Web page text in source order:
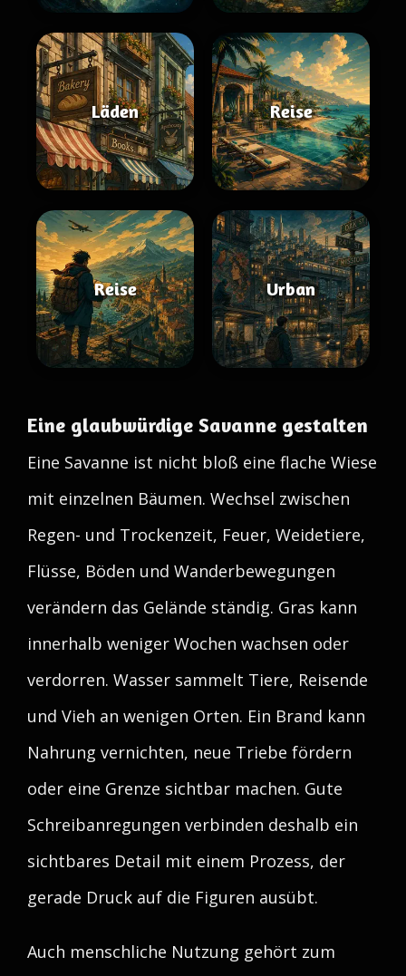
Läden Reise
Reise Urban
Eine glaubwürdige Savanne gestalten
Eine Savanne ist nicht bloß eine flache Wiese
mit einzelnen Bäumen. Wechsel zwischen
Regen- und Trockenzeit, Feuer, Weidetiere,
Flüsse, Böden und Wanderbewegungen
verändern das Gelände ständig. Gras kann
innerhalb weniger Wochen wachsen oder
verdorren. Wasser sammelt Tiere, Reisende
und Vieh an wenigen Orten. Ein Brand kann
Nahrung vernichten, neue Triebe fördern
oder eine Grenze sichtbar machen. Gute
Schreibanregungen verbinden deshalb ein
sichtbares Detail mit einem Prozess, der
gerade Druck auf die Figuren ausübt.
Auch menschliche Nutzung gehört zum